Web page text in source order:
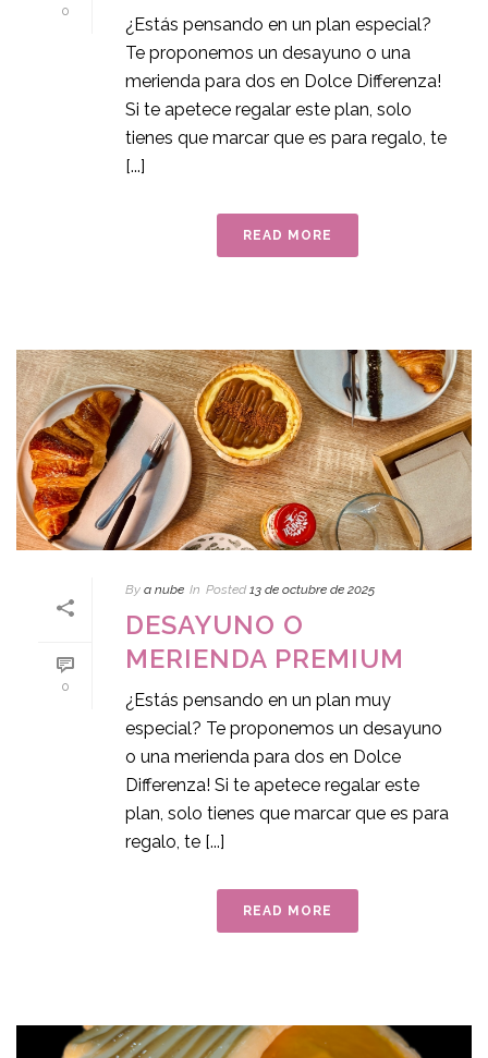
0
¿Estás pensando en un plan especial?
Te proponemos un desayuno o una
merienda para dos en Dolce Differenza!
Si te apetece regalar este plan, solo
tienes que marcar que es para regalo, te
[...]
READ MORE
0
By a nube In Posted 13 de octubre de 2025
DESAYUNO O
MERIENDA PREMIUM
¿Estás pensando en un plan muy
especial? Te proponemos un desayuno
o una merienda para dos en Dolce
Differenza! Si te apetece regalar este
plan, solo tienes que marcar que es para
regalo, te [...]
READ MORE